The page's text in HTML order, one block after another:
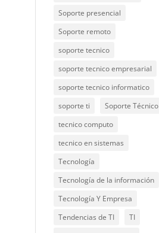
Soporte presencial
Soporte remoto
soporte tecnico
soporte tecnico empresarial
soporte tecnico informatico
soporte ti
Soporte Técnico
tecnico computo
tecnico en sistemas
Tecnología
Tecnología de la información
Tecnología Y Empresa
Tendencias de TI
TI